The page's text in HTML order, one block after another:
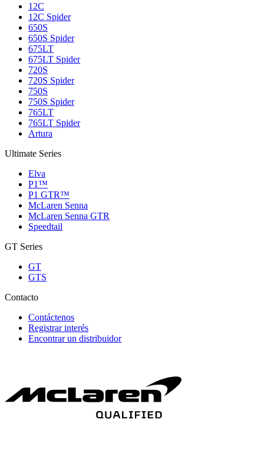
12C
12C Spider
650S
650S Spider
675LT
675LT Spider
720S
720S Spider
750S
750S Spider
765LT
765LT Spider
Artura
Ultimate Series
Elva
P1™
P1 GTR™
McLaren Senna
McLaren Senna GTR
Speedtail
GT Series
GT
GTS
Contacto
Contáctenos
Registrar interés
Encontrar un distribuidor